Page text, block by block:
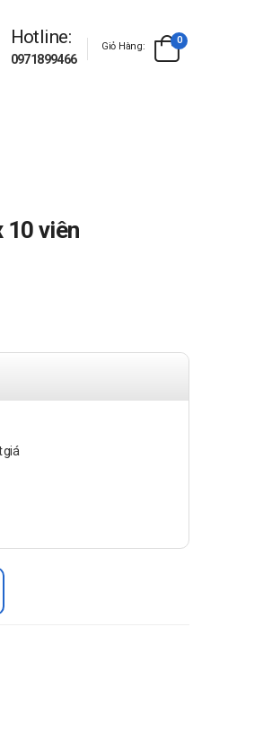
Hotline:
0971899466
Giỏ Hàng:
0
viên
giá